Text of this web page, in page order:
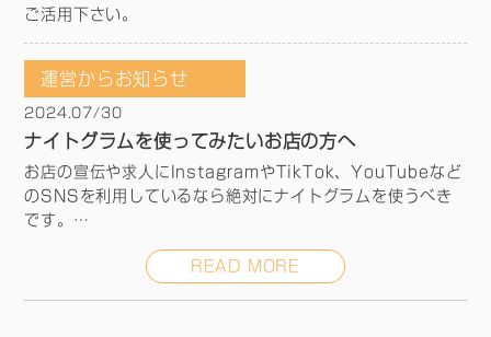
ご活用下さい。
運営からお知らせ
2024.07/30
ナイトグラムを使ってみたいお店の方へ
お店の宣伝や求人にInstagramやTikTok、YouTubeなど
のSNSを利用しているなら絶対にナイトグラムを使うべき
です。
したら無料期間だけでも使ってみてください！無料期間でや
READ MORE